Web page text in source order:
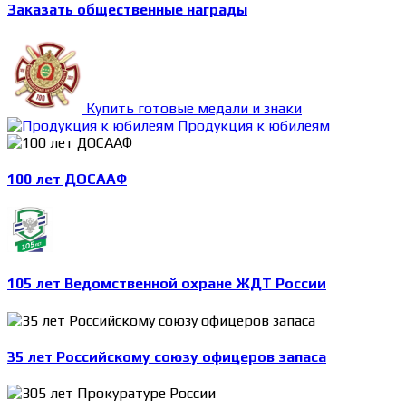
Заказать общественные награды
Купить готовые медали и знаки
Продукция к юбилеям
100 лет ДОСААФ
105 лет Ведомственной охране ЖДТ России
35 лет Российскому союзу офицеров запаса